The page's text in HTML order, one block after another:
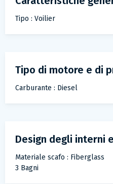
Tipo : Voilier
Tipo di motore e di
Carburante : Diesel
Design degli
Materiale scafo : Fiberglass
3 Bagni